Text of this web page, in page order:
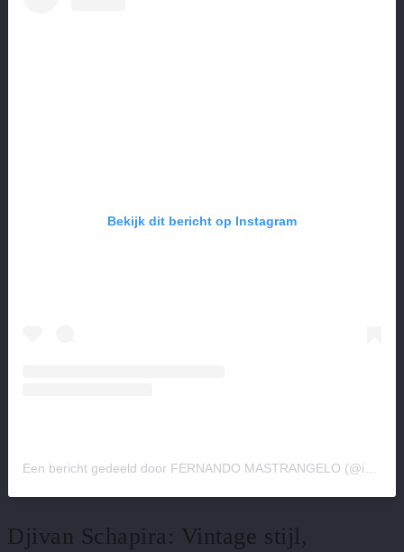
Bekijk dit bericht op Instagram
Djivan Schapira: Vintage stijl,